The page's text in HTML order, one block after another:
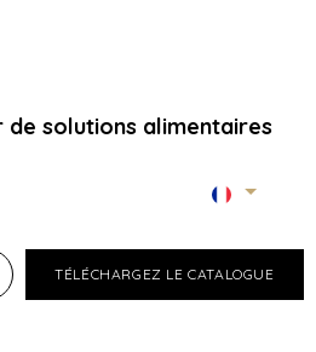
solutions alimentaires
TÉLÉCHARGEZ LE CATALOGUE